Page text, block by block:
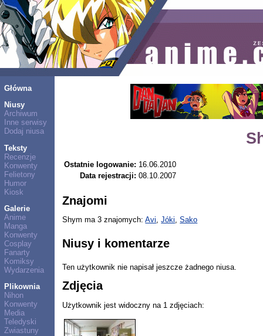
Główna
Niusy
Archiwum
Inne serwisy
Dodaj niusa
Teksty
Recenzje
Konwenty
Felietony
Humor
Kiosk
Galerie
Anime
Manga
Konwenty
Cosplay
Fanarty
Komiksy
Wydarzenia
Plikownia
Nihon
Konwenty
Media
Teledyski
Zwiastuny
Ostatnie logowanie: 16.06.2010
Data rejestracji: 08.10.2007
Znajomi
Shym ma 3 znajomych:Avi,Jóki,Sako
Niusy i komentarze
Ten użytkownik nie napisał jeszcze żadnego niusa.
Zdjęcia
Użytkownik jest widoczny na 1 zdjęciach: